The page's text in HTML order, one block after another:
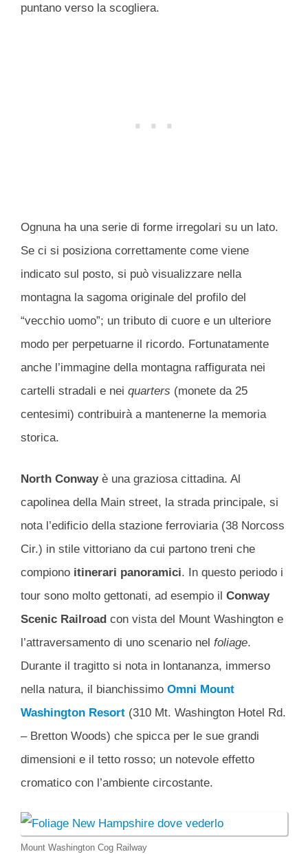
puntano verso la scogliera.
Ognuna ha una serie di forme irregolari su un lato.
Se ci si posiziona correttamente come viene
indicato sul posto, si può visualizzare nella
montagna la sagoma originale del profilo del
“vecchio uomo”; un tributo di cuore e un ulteriore
modo per perpetuarne il ricordo. Fortunatamente
anche l’immagine della montagna raffigurata nei
cartelli stradali e nei quarters (monete da 25
centesimi) contribuirà a mantenerne la memoria
storica.
North Conway è una graziosa cittadina. Al
capolinea della Main street, la strada principale, si
nota l’edificio della stazione ferroviaria (38 Norcoss
Cir.) in stile vittoriano da cui partono treni che
compiono itinerari panoramici. In questo periodo i
tour sono molto gettonati, ad esempio il Conway
Scenic Railroad con vista del Mount Washington e
l’attraversamento di uno scenario nel foliage.
Durante il tragitto si nota in lontananza, immerso
nella natura, il bianchissimo Omni Mount
Washington Resort (310 Mt. Washington Hotel Rd.
– Bretton Woods) che spicca per le sue grandi
dimensioni e il tetto rosso; un notevole effetto
cromatico con l’ambiente circostante.
Mount Washington Cog Railway